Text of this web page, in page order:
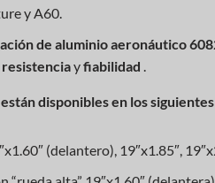
y A60.
de aluminio aeronáutico
resistenciayfiabilidad
disponibles en los
(delantero), 19″x1.85″,